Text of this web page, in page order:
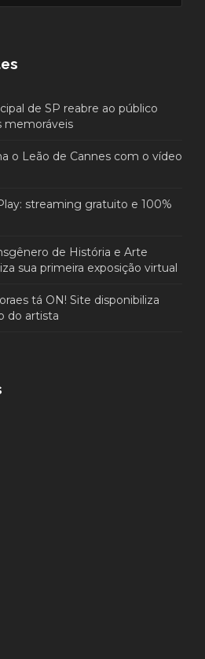
de SP reabre ao público
memoráveis
o Leão de Cannes com o vídeo
streaming gratuito e 100%
de História e Arte
sua primeira exposição virtual
tá ON! Site disponibiliza
do artista